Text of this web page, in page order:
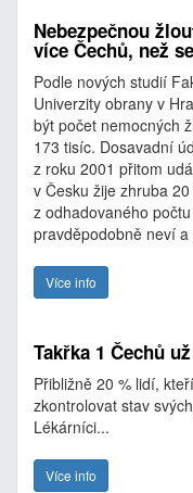
Nebezpečnou
více Čechů, než
Podle nových studií
Univerzity obrany v
být počet nemocných
173 tisíc. Dosavadní
z roku 2001 přitom
v Česku žije zhruba
z odhadovaného
pravděpodobně neví
Více info
Takřka 1 Čechů
Přibližně 20 % lidí,
zkontrolovat stav
Lékárníci...
Více info